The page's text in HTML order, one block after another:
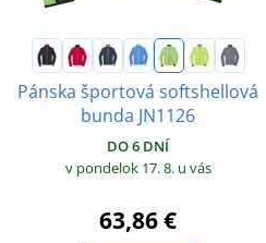
Pánska športová softshellová
bunda JN1126
DO 6 DNÍ
v pondelok 17. 8. u vás
63,86 €